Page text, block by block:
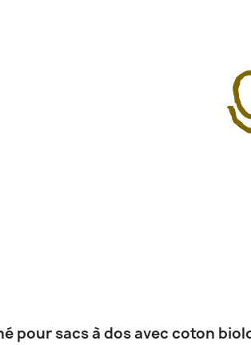
pour sacs à dos avec coton